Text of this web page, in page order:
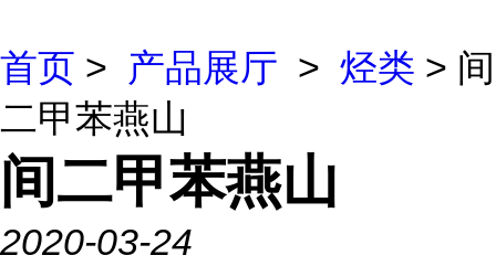
首页 > 产品展厅 > 烃类 > 间
二甲苯燕山
间二甲苯燕山
2020-03-24